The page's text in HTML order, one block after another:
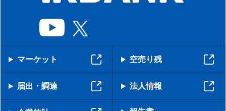
マーケット 空売り残
届出・調達 法人情報